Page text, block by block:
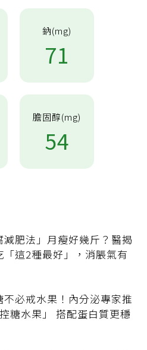
鈉(mg)
71
膽固醇(mg)
54
減肥法」月瘦好幾斤？醫揭
「這2種最好」，消脹氣有
不必戒水果！內分泌專家推
控糖水果」 搭配蛋白質更穩